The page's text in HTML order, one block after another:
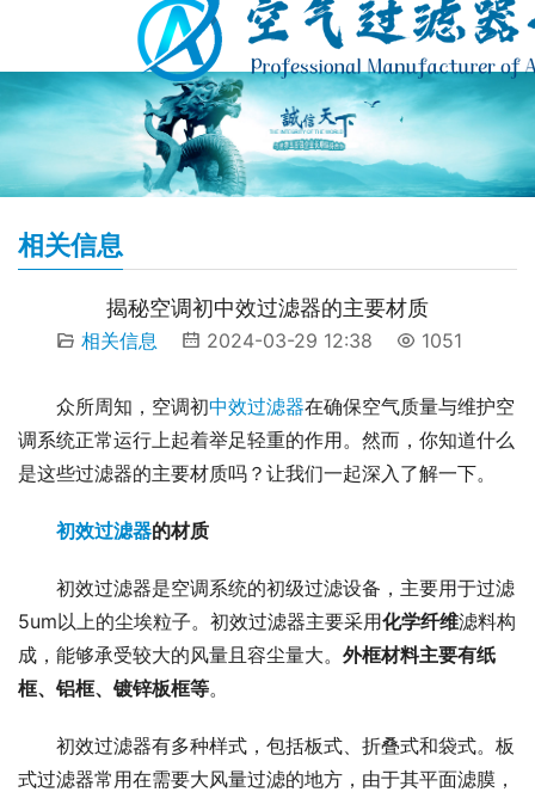
相关信息
揭秘空调初中效过滤器的主要材质
相关信息 2024-03-29 12:38 1051
众所周知，空调初中效过滤器在确保空气质量与维护空
调系统正常运行上起着举足轻重的作用。然而，你知道什么
是这些过滤器的主要材质吗？让我们一起深入了解一下。
初效过滤器的材质
初效过滤器是空调系统的初级过滤设备，主要用于过滤
5um以上的尘埃粒子。初效过滤器主要采用化学纤维滤料构
成，能够承受较大的风量且容尘量大。 外框材料主要有纸
框、铝框、镀锌板框等。
初效过滤器有多种样式，包括板式、折叠式和袋式。板
式过滤器常用在需要大风量过滤的地方，由于其平面滤膜，